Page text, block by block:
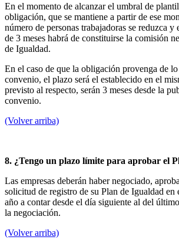
En el momento de alcanzar el umbral de
obligación, que se mantiene a partir de ese
número de personas trabajadoras se reduzca
de 3 meses habrá de constituirse la comisión
de Igualdad.
En el caso de que la obligación provenga de lo
convenio, el plazo será el establecido en el
previsto al respecto, serán 3 meses desde la
convenio.
(Volver arriba)
8. ¿Tengo un plazo límite para aprobar el
Las empresas deberán haber negociado,
solicitud de registro de su Plan de Igualdad en
año a contar desde el día siguiente al del
la negociación.
(Volver arriba)